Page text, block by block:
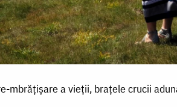
mbrățișare a vieții, brațele crucii